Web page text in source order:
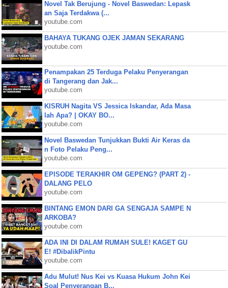
Novel Tak Berujung - Novel Baswedan: Lepask
an Saja Terdakwa (...
youtube.com
BAHAYA TUKANG OJEK JAMAN SEKARANG
youtube.com
Penampakan 25 Terduga Pelaku Penyerangan
di Tangerang dan Jak...
youtube.com
KISRUH Nagita VS Jessica Iskandar, Ada Masa
lah Apa? | OKAY BO...
youtube.com
Novel Baswedan Tunjukkan Bukti Air Keras da
n Foto Pelaku Peng...
youtube.com
EPISODE TERAKHIR OM GEPENG? (PART 2) -
DALANG PELO
youtube.com
BINTANG EMON DARI GA SENGAJA SAMPE N
ARKOBA?
youtube.com
ADA INI DI DALAM RUMAH SULE! KAGET GU
E! #DibalikPintu
youtube.com
Adu Mulut! Nus Kei vs Kuasa Hukum John Kei
Soal Penyerangan B...